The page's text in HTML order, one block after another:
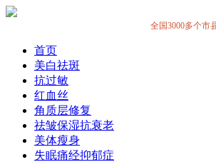
全国3000多个市
首页
美白祛斑
抗过敏
红血丝
角质层修复
祛皱保湿抗衰老
美体瘦身
失眠痛经抑郁症